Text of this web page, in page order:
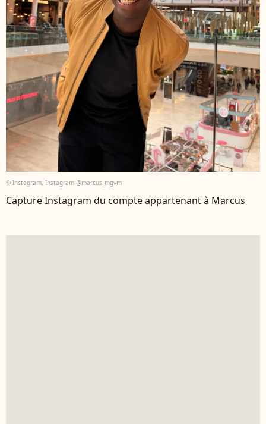
© Instagram, Instagram @marcus_mgvm
Capture Instagram du compte appartenant à Marcus